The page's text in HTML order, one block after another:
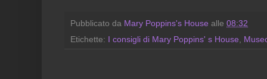
Pubblicato da Mary Poppins's House alle 08:32
Etichette:
I consigli di Mary Poppins' s House